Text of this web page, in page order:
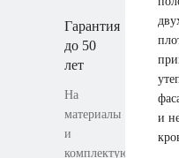
Гарантия
до 50
лет
На
материалы
и
комплектующие
и